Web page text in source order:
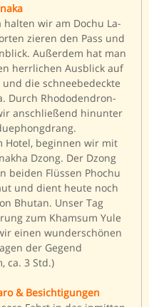
halten wir am Dochu La-
zieren den Pass und
Außerdem hat man
herrlichen Ausblick auf
die schneebedeckte
Durch Rhododendron-
anschließend hinunter
Hotel, beginnen wir mit
Dzong. Der Dzong
beiden Flüssen Phochu
und dient heute noch
Bhutan. Unser Tag
zum Khamsum Yule
einen wunderschönen
der Gegend
ca. 3 Std.)
& Besichtigungen